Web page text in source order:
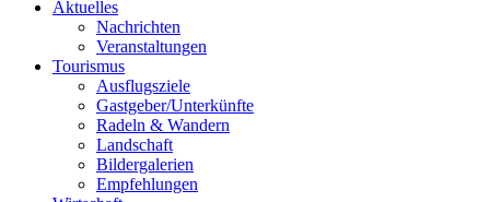
Aktuelles
Nachrichten
Veranstaltungen
Tourismus
Ausflugsziele
Gastgeber/Unterkünfte
Radeln & Wandern
Landschaft
Bildergalerien
Empfehlungen